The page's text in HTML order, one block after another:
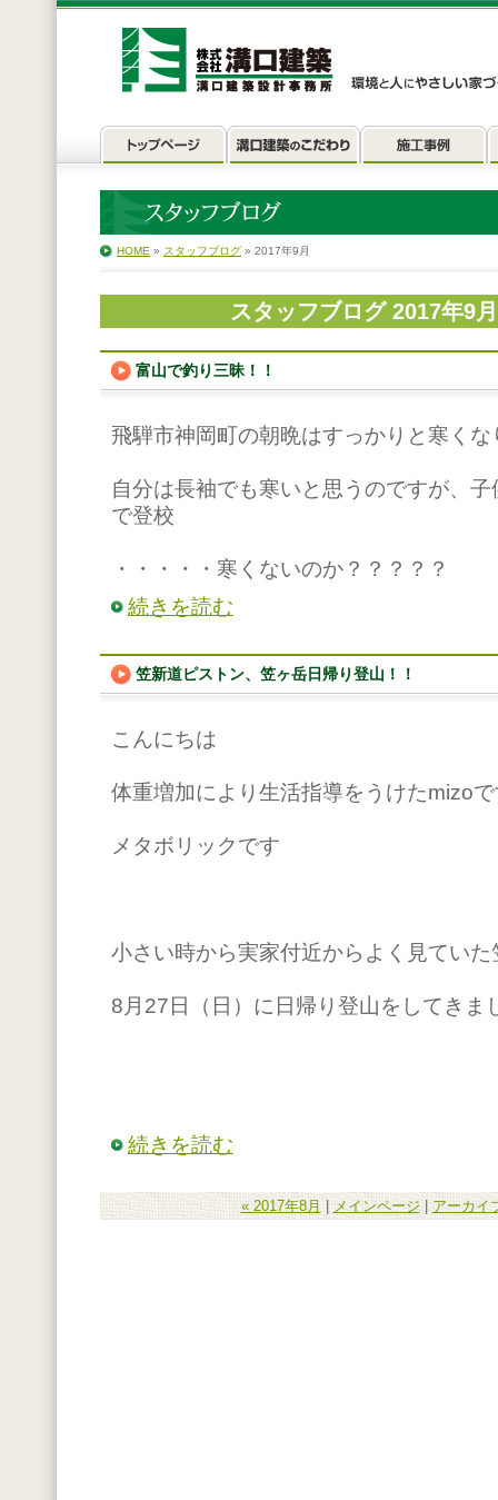
HOME » スタッフブログ » 2017年9月
スタッフブログ 2017年9
富山で釣り三昧！！
飛騨市神岡町の朝晩はすっかりと寒くな
自分は長袖でも寒いと思うのですが、
で登校
・・・・・寒くないのか？？？？？
続きを読む
笠新道ピストン、笠ヶ岳日帰り登山！！
こんにちは
体重増加により生活指導をうけたmizo
メタボリックです
小さい時から実家付近からよく見ていた
8月27日（日）に日帰り登山をしてきま
続きを読む
« 2017年8月 メインページ | アーカイ